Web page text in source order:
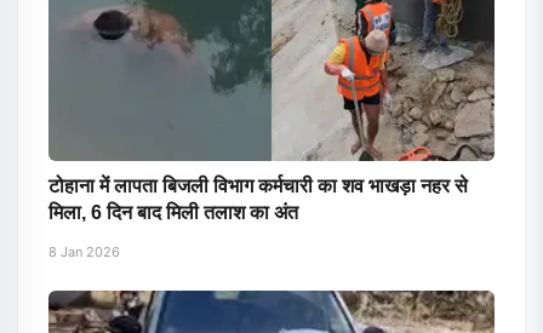
टोहाना में लापता बिजली विभाग कर्मचारी का शव भाखड़ा नहर से
मिला, 6 दिन बाद मिली तलाश का अंत
8 Jan 2026